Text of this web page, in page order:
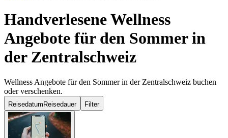
Handverlesene Wellness
Angebote für den Sommer in
der Zentralschweiz
Wellness Angebote für den Sommer in der Zentralschweiz buchen
oder verschenken.
Reisedatum Reisedauer Filter